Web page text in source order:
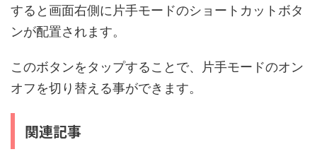
すると画面右側に片手モードのショートカットボタ
ンが配置されます。
このボタンをタップすることで、片手モードのオン
オフを切り替える事ができます。
関連記事